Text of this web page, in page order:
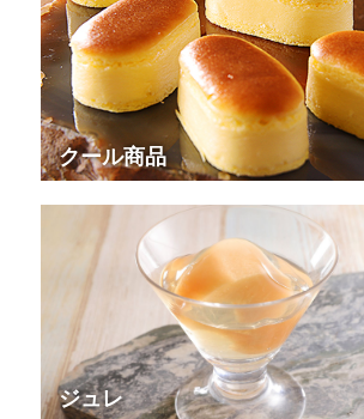
クール商品
ジュレ